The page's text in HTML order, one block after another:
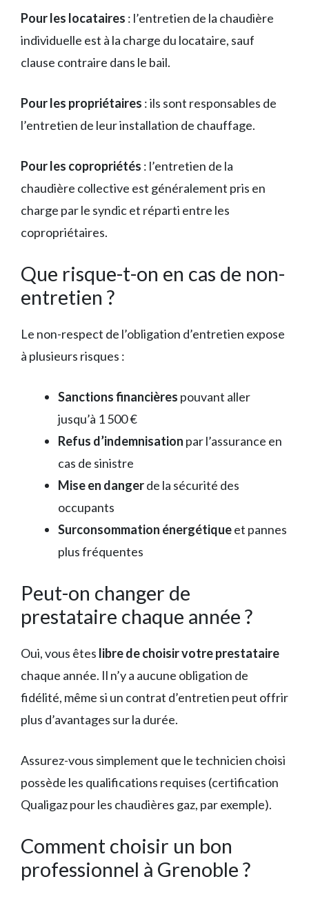
Pour les locataires : l’entretien de la chaudière
individuelle est à la charge du locataire, sauf
clause contraire dans le bail.
Pour les propriétaires : ils sont responsables de
l’entretien de leur installation de chauffage.
Pour les copropriétés : l’entretien de la
chaudière collective est généralement pris en
charge par le syndic et réparti entre les
copropriétaires.
Que risque-t-on en cas de non-
entretien ?
Le non-respect de l’obligation d’entretien expose
à plusieurs risques :
Sanctions financières pouvant aller
jusqu’à 1 500 €
Refus d’indemnisation par l’assurance en
cas de sinistre
Mise en dangerde la sécurité des
occupants
Surconsommation énergétiqueet pannes
plus fréquentes
Peut-on changer de
prestataire chaque année ?
Oui, vous êtes libre de choisir votre prestataire
chaque année. Il n’y a aucune obligation de
fidélité, même si un contrat d’entretien peut offrir
plus d’avantages sur la durée.
Assurez-vous simplement que le technicien choisi
possède les qualifications requises (certification
Qualigaz pour les chaudières gaz, par exemple).
Comment choisir un bon
professionnel à Grenoble ?